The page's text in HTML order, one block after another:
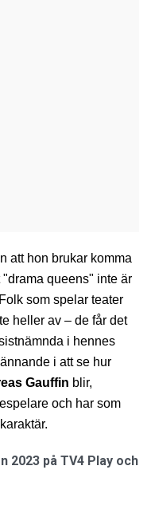
att hon brukar komma
queens" inte är
som spelar teater
heller av – de får det
i hennes
i att se hur
Gauffin blir,
och har som
2023 på TV4 Play och